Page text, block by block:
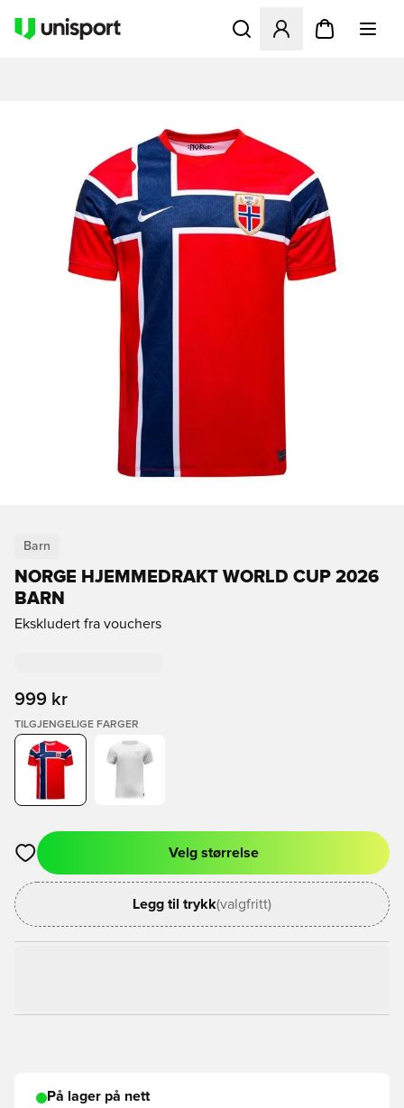
Åpner en Modal for å
Barn
NORGE HJEMMEDRAKT WORLD CUP 2026
BARN
Ekskludert fra vouchers
999 kr
TILGJENGELIGE FARGER
Åpner en Modal for å logge inn eller registrere deg som
Velg størrelse
Legg til trykk(valgfritt)
På lager på nett